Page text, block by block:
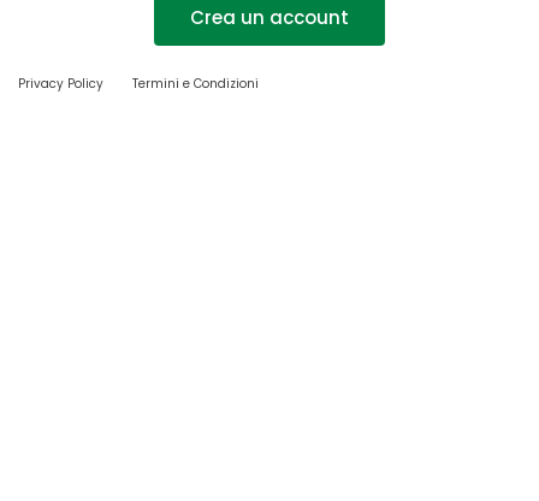
Crea un account
Privacy Policy Termini e Condizioni